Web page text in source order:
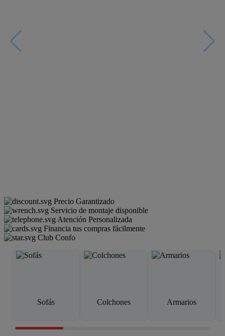
Precio Garantizado
Servicio de montaje disponible
Atención Personalizada
Financia tus compras fácilmente
Club Confo
Sofás Colchones Armarios